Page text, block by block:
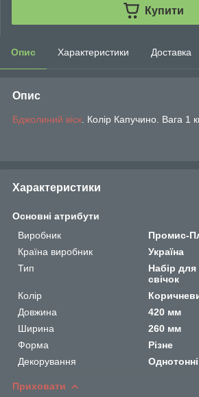
Купити
Опис Характеристики Доставка
Опис
Бджолиний віск . Колір Капучино. Вага 1
Характеристики
Основні атрибути
Виробник
Промис-
Країна виробник
Україна
Тип
Набір
свічок
Колір
Довжина
420 мм
Ширина
260 мм
Форма
Різне
Декорування
Приховати